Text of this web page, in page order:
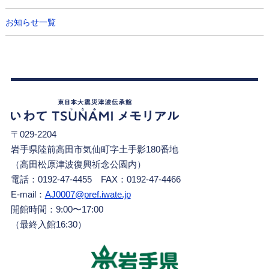
お知らせ一覧
〒029-2204
岩手県陸前高田市気仙町字土手影180番地
（高田松原津波復興祈念公園内）
電話：0192-47-4455 FAX：0192-47-4466
E-mail： AJ0007@pref.iwate.jp
開館時間：9:00〜17:00
（最終入館16:30）